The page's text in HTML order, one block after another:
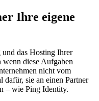
Ihre eigene
das Hosting Ihrer
diese Aufgaben
nicht vom
dafür, sie an einen Partner
– wie Ping Identity.